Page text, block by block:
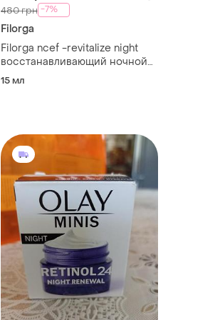
480 грн -7%
Filorga
Filorga ncef -revitalize night
восстанавливающий ночной
крем, 14 мл
15 мл